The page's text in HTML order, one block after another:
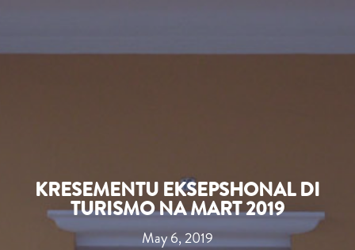
KRESEMENTU EKSEPSHONAL DI
TURISMO NA MART 2019
May 6, 2019